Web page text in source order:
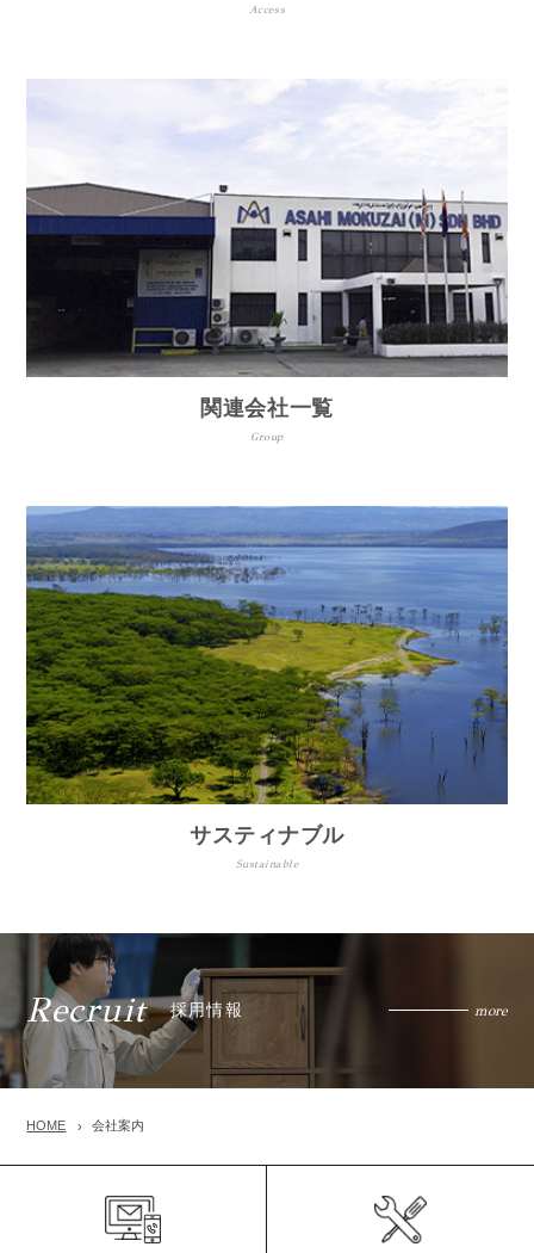
Access
関連会社一覧
Group
サスティナブル
Sustainable
Recruit 採用情報 more
HOME 会社案内